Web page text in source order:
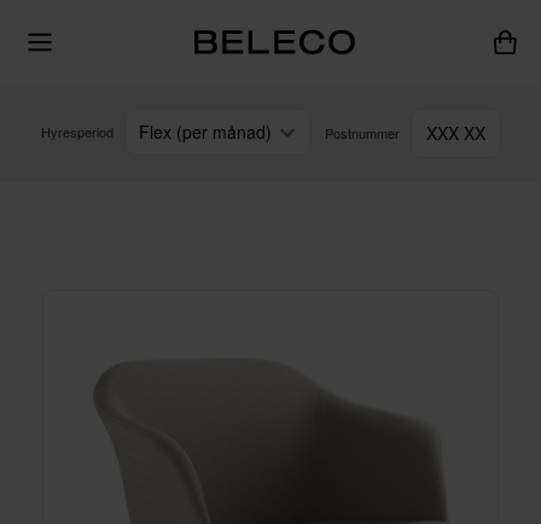
Hyresperiod Flex (per månad) Postnummer XXX XX